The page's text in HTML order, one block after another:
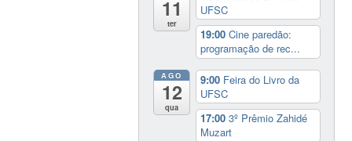
11
ter
UFSC
19:00Cine paredão:
programação de rec...
AGO
12
qua
9:00 Feira do Livro da
UFSC
17:003º Prêmio Zahidé
Muzart